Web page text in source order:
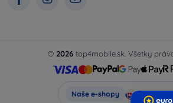
© 2026 top4mobile.sk. Všetky
Naše e-shopy